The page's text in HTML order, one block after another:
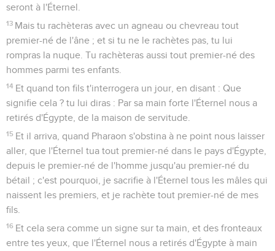
seront à l'Éternel.
13 Mais tu rachèteras avec un agneau ou chevreau tout
premier-né de l'âne ; et si tu ne le rachètes pas, tu lui
rompras la nuque. Tu rachèteras aussi tout premier-né des
hommes parmi tes enfants.
14 Et quand ton fils t'interrogera un jour, en disant : Que
signifie cela ? tu lui diras : Par sa main forte l'Éternel nous a
retirés d'Égypte, de la maison de servitude.
15 Et il arriva, quand Pharaon s'obstina à ne point nous laisser
aller, que l'Éternel tua tout premier-né dans le pays d'Égypte,
depuis le premier-né de l'homme jusqu'au premier-né du
bétail ; c'est pourquoi, je sacrifie à l'Éternel tous les mâles qui
naissent les premiers, et je rachète tout premier-né de mes
fils.
16 Et cela sera comme un signe sur ta main, et des fronteaux
entre tes yeux, que l'Éternel nous a retirés d'Égypte à main